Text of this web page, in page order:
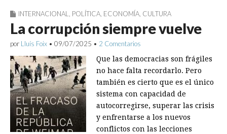
INTERNACIONAL, POLÍTICA, ECONOMÍA, CULTURA
La corrupción siempre vuelve
por Lluís Foix • 09/07/2025 • 2 Comentarios
Que las democracias son frágiles
no hace falta recordarlo. Pero
también es cierto que es el único
sistema con capacidad de
autocorregirse, superar las crisis
y enfrentarse a los nuevos
conflictos con las lecciones